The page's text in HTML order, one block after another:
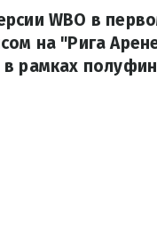
WBO в
на "Рига
в рамках